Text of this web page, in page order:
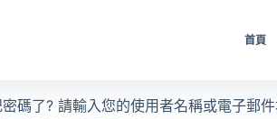
首頁
密碼了? 請輸入您的使用者名稱或電子郵